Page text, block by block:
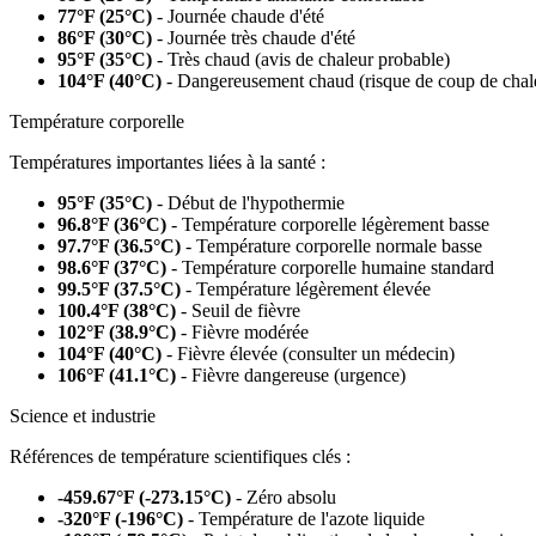
77°F (25°C) - Journée chaude d'été
86°F (30°C) - Journée très chaude d'été
95°F (35°C) - Très chaud (avis de chaleur probable)
104°F (40°C) - Dangereusement chaud (risque de coup de
Température corporelle
Températures importantes liées à la santé :
95°F (35°C) - Début de l'hypothermie
96.8°F (36°C) - Température corporelle légèrement basse
97.7°F (36.5°C) - Température corporelle normale basse
98.6°F (37°C) - Température corporelle humaine standard
99.5°F (37.5°C) - Température légèrement élevée
100.4°F (38°C) - Seuil de fièvre
102°F (38.9°C) - Fièvre modérée
104°F (40°C) - Fièvre élevée (consulter un médecin)
106°F (41.1°C) - Fièvre dangereuse (urgence)
Science et industrie
Références de température scientifiques clés :
-459.67°F (-273.15°C) - Zéro absolu
-320°F (-196°C) - Température de l'azote liquide